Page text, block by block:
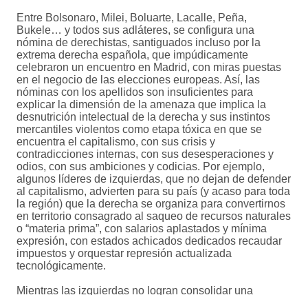
Entre Bolsonaro, Milei, Boluarte, Lacalle, Peña,
Bukele… y todos sus adláteres, se configura una
nómina de derechistas, santiguados incluso por la
extrema derecha española, que impúdicamente
celebraron un encuentro en Madrid, con miras puestas
en el negocio de las elecciones europeas. Así, las
nóminas con los apellidos son insuficientes para
explicar la dimensión de la amenaza que implica la
desnutrición intelectual de la derecha y sus instintos
mercantiles violentos como etapa tóxica en que se
encuentra el capitalismo, con sus crisis y
contradicciones internas, con sus desesperaciones y
odios, con sus ambiciones y codicias. Por ejemplo,
algunos líderes de izquierdas, que no dejan de defender
al capitalismo, advierten para su país (y acaso para toda
la región) que la derecha se organiza para convertirnos
en territorio consagrado al saqueo de recursos naturales
o “materia prima”, con salarios aplastados y mínima
expresión, con estados achicados dedicados recaudar
impuestos y orquestar represión actualizada
tecnológicamente.
Mientras las izquierdas no logran consolidar una